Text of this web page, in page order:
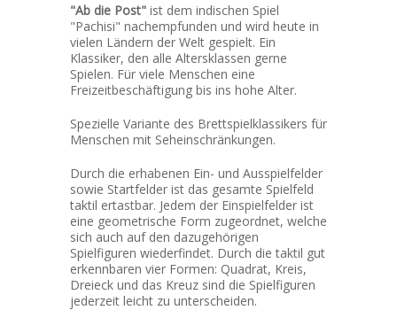
"Ab die Post" ist dem indischen Spiel
"Pachisi" nachempfunden und wird heute in
vielen Ländern der Welt gespielt. Ein
Klassiker, den alle Altersklassen gerne
Spielen. Für viele Menschen eine
Freizeitbeschäftigung bis ins hohe Alter.
Spezielle Variante des Brettspielklassikers für
Menschen mit Seheinschränkungen.
Durch die erhabenen Ein- und Ausspielfelder
sowie Startfelder ist das gesamte Spielfeld
taktil ertastbar. Jedem der Einspielfelder ist
eine geometrische Form zugeordnet, welche
sich auch auf den dazugehörigen
Spielfiguren wiederfindet. Durch die taktil gut
erkennbaren vier Formen: Quadrat, Kreis,
Dreieck und das Kreuz sind die Spielfiguren
jederzeit leicht zu unterscheiden.